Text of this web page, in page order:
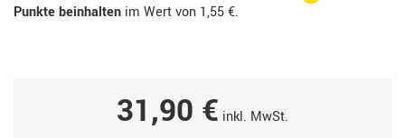
Punkte beinhalten im Wert von 1,55 €.
31,90 € inkl. MwSt.